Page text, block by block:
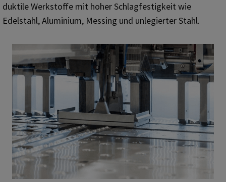
duktile Werkstoffe mit hoher Schlagfestigkeit wie
Edelstahl, Aluminium, Messing und unlegierter Stahl.